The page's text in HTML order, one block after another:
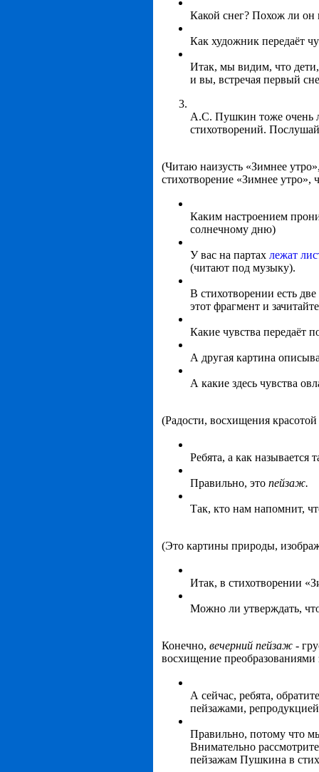
Какой снег? Похож ли он
Как художник передаёт
Итак, мы видим, что
и вы, встречая первый
А.С. Пушкин тоже очень
стихотворений.
(Читаю наизусть «Зимнее
стихотворение «Зимнее утро»,
Каким настроением
солнечному дню)
У вас на партах лежат
(читают под музыку).
В стихотворении есть
этот фрагмент и
Какие чувства передаёт
А другая картина
А какие здесь чувства
(Радости, восхищения
Ребята, а как называется
Правильно, это пейзаж.
Так, кто нам напомнит,
(Это картины природы,
Итак, в стихотворении
Можно ли утверждать,
Конечно, вечерний пейзаж -
восхищение
А сейчас, ребята,
пейзажами,
Правильно, потому что
Внимательно
пейзажам Пушкина в